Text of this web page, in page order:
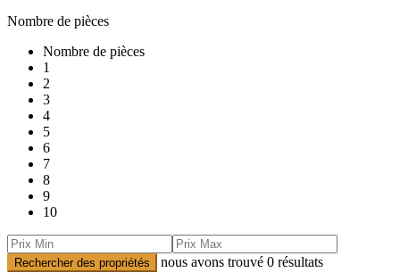
Nombre de pièces
Nombre de pièces
1
2
3
4
5
6
7
8
9
10
Rechercher des propriétés nous avons trouvé 0 résultats